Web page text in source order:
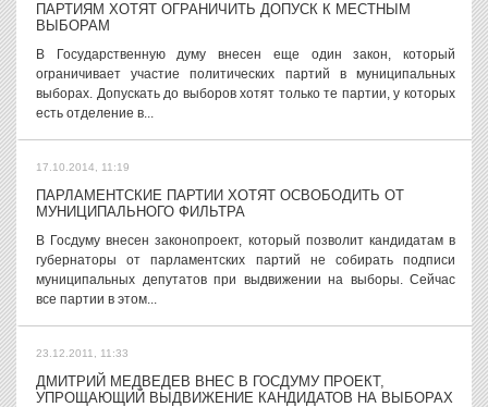
ПАРТИЯМ ХОТЯТ ОГРАНИЧИТЬ ДОПУСК К МЕСТНЫМ
ВЫБОРАМ
В Государственную думу внесен еще один закон, который
ограничивает участие политических партий в муниципальных
выборах. Допускать до выборов хотят только те партии, у которых
есть отделение в...
17.10.2014, 11:19
ПАРЛАМЕНТСКИЕ ПАРТИИ ХОТЯТ ОСВОБОДИТЬ ОТ
МУНИЦИПАЛЬНОГО ФИЛЬТРА
В Госдуму внесен законопроект, который позволит кандидатам в
губернаторы от парламентских партий не собирать подписи
муниципальных депутатов при выдвижении на выборы. Сейчас
все партии в этом...
23.12.2011, 11:33
ДМИТРИЙ МЕДВЕДЕВ ВНЕС В ГОСДУМУ ПРОЕКТ,
УПРОЩАЮЩИЙ ВЫДВИЖЕНИЕ КАНДИДАТОВ НА ВЫБОРАХ